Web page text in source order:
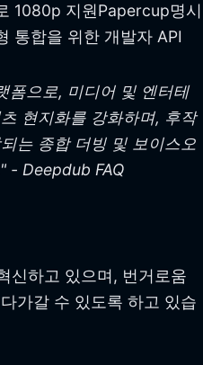
1080p 지원Papercup명시
통합을 위한 개발자 API
폼으로, 미디어 및 엔터테
현지화를 강화하며, 후작
는 종합 더빙 및 보이스오
- Deepdub FAQ
신하고 있으며, 번거로움
가갈 수 있도록 하고 있습